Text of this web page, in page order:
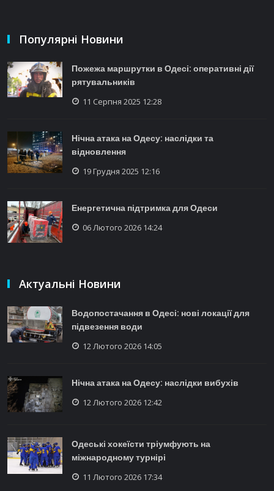
Популярні Новини
Пожежа маршрутки в Одесі: оперативні дії
рятувальників
11 Серпня 2025 12:28
Нічна атака на Одесу: наслідки та
відновлення
19 Грудня 2025 12:16
Енергетична підтримка для Одеси
06 Лютого 2026 14:24
Актуальні Новини
Водопостачання в Одесі: нові локації для
підвезення води
12 Лютого 2026 14:05
Нічна атака на Одесу: наслідки вибухів
12 Лютого 2026 12:42
Одеські хокеїсти тріумфують на
міжнародному турнірі
11 Лютого 2026 17:34